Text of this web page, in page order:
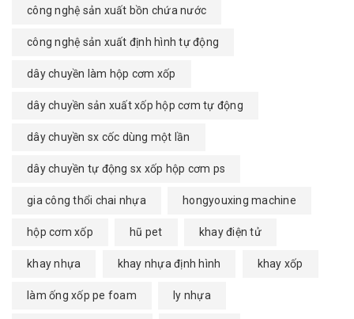
công nghệ sản xuất bồn chứa nước
công nghệ sản xuất định hình tự động
dây chuyền làm hộp cơm xốp
dây chuyền sản xuất xốp hộp cơm tự động
dây chuyền sx cốc dùng một lần
dây chuyền tự động sx xốp hộp cơm ps
gia công thổi chai nhựa hongyouxing machine
hộp cơm xốp hũ pet khay điện tử
khay nhựa khay nhựa định hình khay xốp
làm ống xốp pe foam ly nhựa